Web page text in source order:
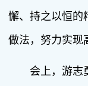
懈、持之以恒的
做法，努力实现
会上，游志